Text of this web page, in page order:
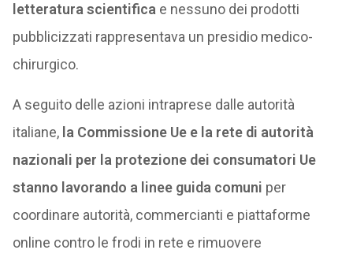
letteratura scientifica e nessuno dei prodotti
pubblicizzati rappresentava un presidio medico-
chirurgico.
A seguito delle azioni intraprese dalle autorità
italiane, la Commissione Ue e la rete di autorità
nazionali per la protezione dei consumatori Ue
stanno lavorando a linee guida comuni per
coordinare autorità, commercianti e piattaforme
online contro le frodi in rete e rimuovere